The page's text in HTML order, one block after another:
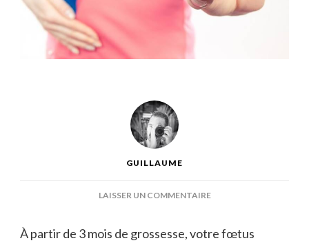
GUILLAUME
LAISSER UN COMMENTAIRESUR
DE
À partir de 3 mois de grossesse, votre fœtus